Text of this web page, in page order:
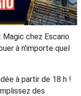
chez Escario
à n'importe quel
à partir de 18 h !
des